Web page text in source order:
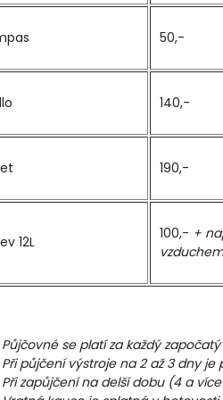
50,-
140,-
190,-
12L 100,- +
vzduchem
Půjčovné se platí za každý
Při půjčení výstroje na 2 až 3 dny je
Při zapůjčení na delší dobu (4 a